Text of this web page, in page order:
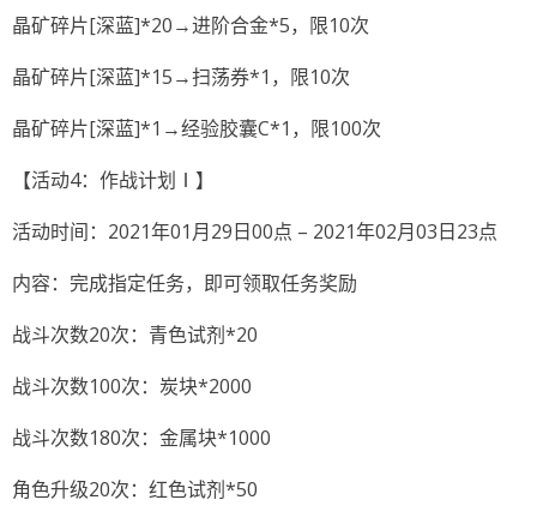
晶矿碎片[深蓝]*20→进阶合金*5，限10次
晶矿碎片[深蓝]*15→扫荡券*1，限10次
晶矿碎片[深蓝]*1→经验胶囊C*1，限100次
【活动4：作战计划Ⅰ】
活动时间：2021年01月29日00点 – 2021年02月03日23点
内容：完成指定任务，即可领取任务奖励
战斗次数20次：青色试剂*20
战斗次数100次：炭块*2000
战斗次数180次：金属块*1000
角色升级20次：红色试剂*50